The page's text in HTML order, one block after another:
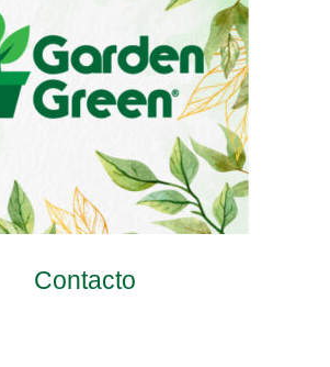
Contacto